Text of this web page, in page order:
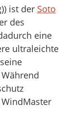
ist der Soto
des
eine
ultraleichte